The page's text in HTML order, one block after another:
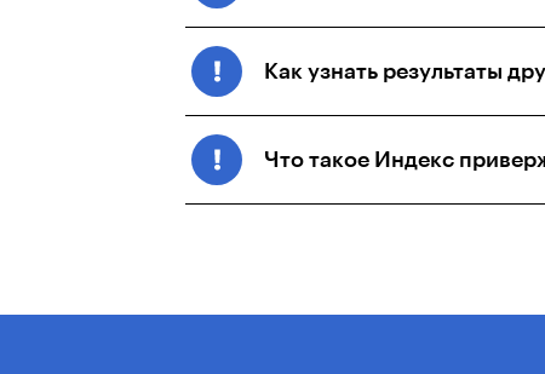
Как узнать результаты
Что такое Индекс